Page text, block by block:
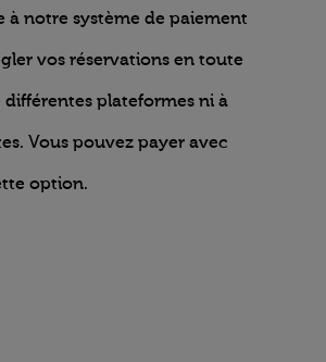
à notre système de paiement
vos réservations en toute
plateformes ni à
Vous pouvez payer avec
option.